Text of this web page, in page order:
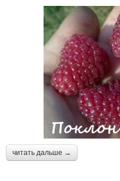
читать дальше →